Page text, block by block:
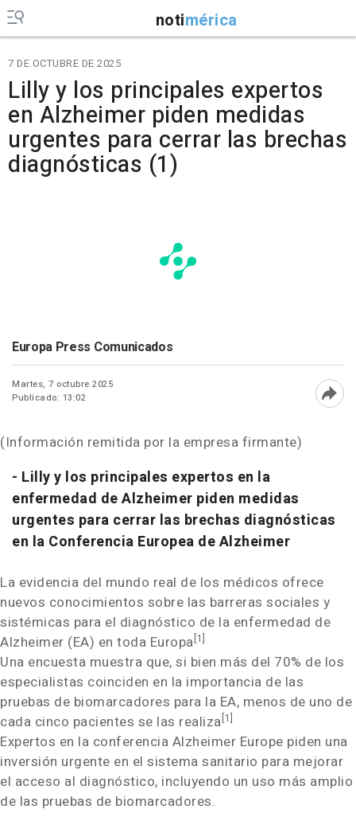
notimérica
7 DE OCTUBRE DE 2025
Lilly y los principales expertos
en Alzheimer piden medidas
urgentes para cerrar las brechas
diagnósticas (1)
Europa Press Comunicados
Martes, 7 octubre 2025
Publicado: 13:02
(Información remitida por la empresa firmante)
- Lilly y los principales expertos en la
enfermedad de Alzheimer piden medidas
urgentes para cerrar las brechas diagnósticas
en la Conferencia Europea de Alzheimer
La evidencia del mundo real de los médicos ofrece
nuevos conocimientos sobre las barreras sociales y
sistémicas para el diagnóstico de la enfermedad de
Alzheimer (EA) en toda Europa[1]
Una encuesta muestra que, si bien más del 70% de los
especialistas coinciden en la importancia de las
pruebas de biomarcadores para la EA, menos de uno de
cada cinco pacientes se las realiza[1]
Expertos en la conferencia Alzheimer Europe piden una
inversión urgente en el sistema sanitario para mejorar
el acceso al diagnóstico, incluyendo un uso más amplio
de las pruebas de biomarcadores.